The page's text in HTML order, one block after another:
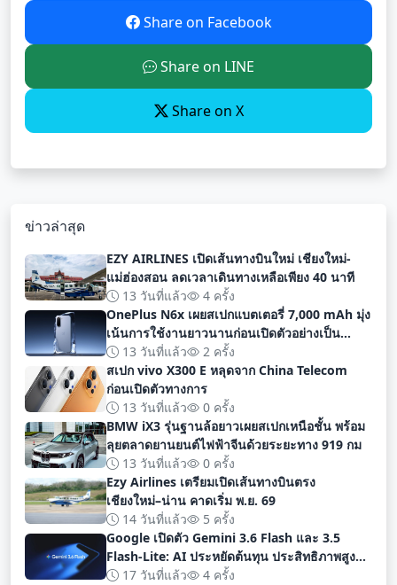
Share on Facebook
Share on LINE
Share on X
ข่าวล่าสุด
EZY AIRLINES เปิดเส้นทางบินใหม่ เชียงใหม่-
แม่ฮ่องสอน ลดเวลาเดินทางเหลือเพียง 40 นาที
13 วันที่แล้ว
4 ครั้ง
OnePlus N6x เผยสเปกแบตเตอรี่ 7,000 mAh มุ่ง
เน้นการใช้งานยาวนานก่อนเปิดตัวอย่างเป็น
ทางการ
13 วันที่แล้ว
2 ครั้ง
สเปก vivo X300 E หลุดจาก China Telecom
ก่อนเปิดตัวทางการ
13 วันที่แล้ว
0 ครั้ง
BMW iX3 รุ่นฐานล้อยาวเผยสเปกเหนือชั้น พร้อม
ลุยตลาดยานยนต์ไฟฟ้าจีนด้วยระยะทาง 919 กม
13 วันที่แล้ว
0 ครั้ง
Ezy Airlines เตรียมเปิดเส้นทางบินตรง
เชียงใหม่–น่าน คาดเริ่ม พ.ย. 69
14 วันที่แล้ว
5 ครั้ง
Google เปิดตัว Gemini 3.6 Flash และ 3.5
Flash-Lite: AI ประหยัดต้นทุน ประสิทธิภาพสูง
สำหรับนักพัฒนา
17 วันที่แล้ว 4 ครั้ง